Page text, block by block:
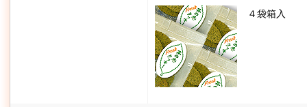
４袋箱入